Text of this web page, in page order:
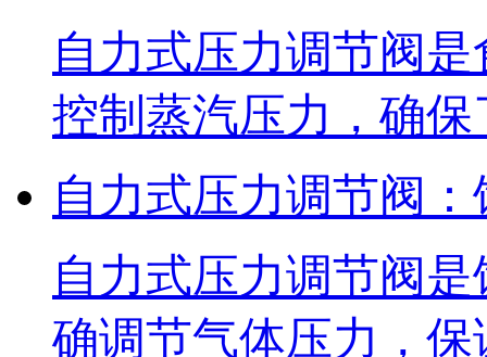
自力式压力调节阀
控制蒸汽压力，确
自力式压力调节阀
自力式压力调节阀
确调节气体压力，